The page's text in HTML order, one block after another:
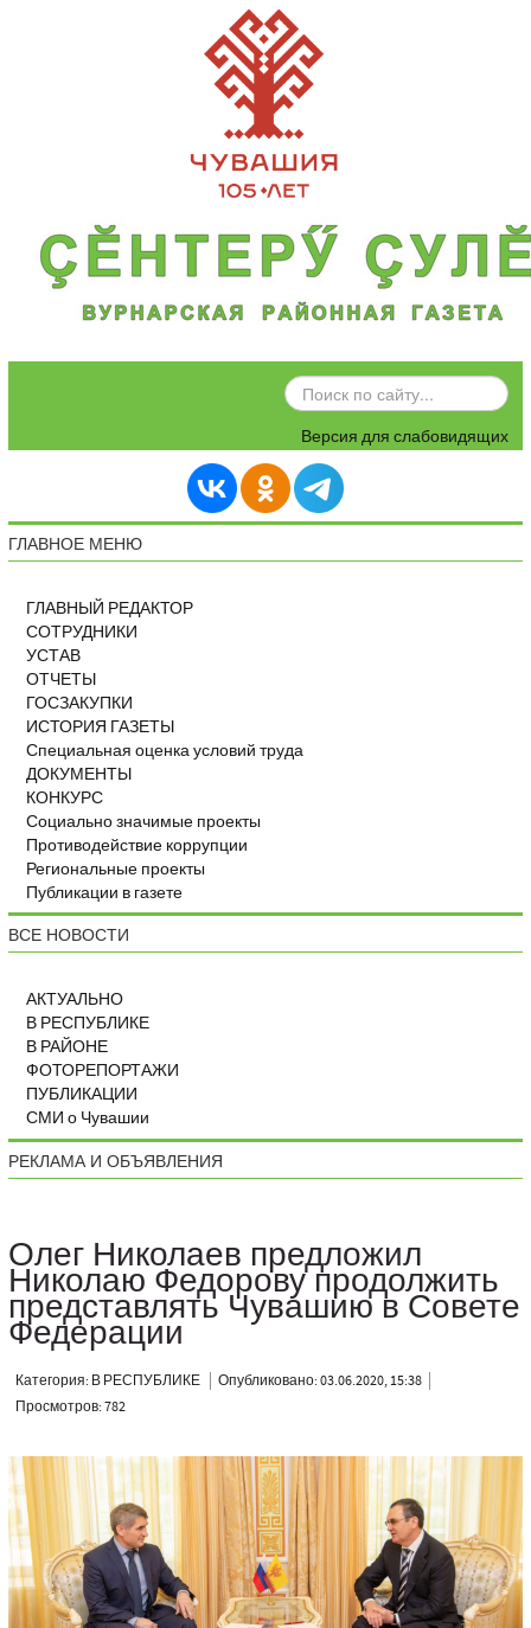
ИСКАТЬ...
Версия для слабовидящих
ГЛАВНОЕ МЕНЮ
ГЛАВНЫЙ РЕДАКТОР
СОТРУДНИКИ
УСТАВ
ОТЧЕТЫ
ГОСЗАКУПКИ
ИСТОРИЯ ГАЗЕТЫ
Специальная оценка условий труда
ДОКУМЕНТЫ
КОНКУРС
Социально значимые проекты
Противодействие коррупции
Региональные проекты
Публикации в газете
ВСЕ НОВОСТИ
АКТУАЛЬНО
В РЕСПУБЛИКЕ
В РАЙОНЕ
ФОТОРЕПОРТАЖИ
ПУБЛИКАЦИИ
СМИ о Чувашии
РЕКЛАМА И ОБЪЯВЛЕНИЯ
Олег Николаев предложил
Николаю Федорову продолжить
представлять Чувашию в Совете
Федерации
Категория: В РЕСПУБЛИКЕ
Опубликовано: 03.06.2020, 15:38
Просмотров: 782